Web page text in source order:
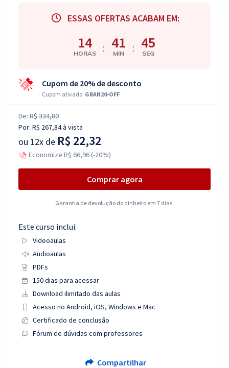
ESSAS OFERTAS ACABAM EM:
14
HORAS : 41
MIN : 44
SEG
Cupom de 20% de desconto
Cupom ativado: GRAN20-OFF
De: R$ 334,80
Por: R$ 267,84à vista
ou 12x de R$ 22,32
Economize R$ 66,96 (-20%)
Comprar agora
Garantia de devolução do dinheiro em 7 dias.
Este curso inclui:
Videoaulas
Audioaulas
PDFs
150 dias para acessar
Download ilimitado das aulas
Acesso no Android, iOS, Windows e Mac
Certificado de conclusão
Fórum de dúvidas com professores
Compartilhar